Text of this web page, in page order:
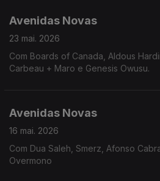
Avenidas Novas
23 mai. 2026
Com Boards of Canada, Aldous
Carbeau + Maro e Genesis Owusu.
Avenidas Novas
16 mai. 2026
Com Dua Saleh, Smerz, Afonso
Overmono